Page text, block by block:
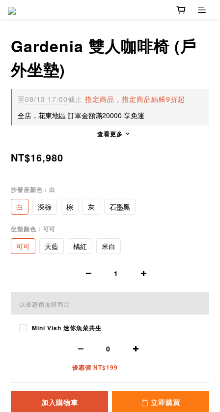
Gardenia 雙人咖啡椅 (戶
外坐墊)
至08/13 17:00截止 指定商品，指定商品結帳9折起
全店，花東地區 訂單金額滿20000 享免運
查看更多
NT$16,980
沙發座顏色 : 白
白 深棕 棕 灰 石墨黑
坐墊顏色 : 可可
可可 天藍 橘紅 米白
以優惠價加購商品
Mini Vish 迷你魚菜共生
優惠價 NT$199
加入購物車 立即購買